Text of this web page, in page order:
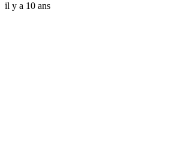
il y a 10 ans